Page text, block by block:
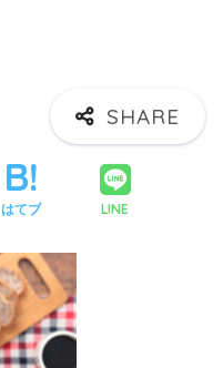
はてブ LINE